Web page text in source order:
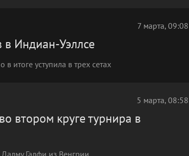
7 марта, 09:08
в Индиан-Уэллсе
итоге уступила в трех сетах
5 марта, 08:58
втором круге турнира в
Галфи из Венгрии